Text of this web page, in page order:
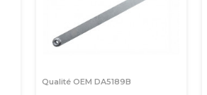
Qualité OEM DA5189B